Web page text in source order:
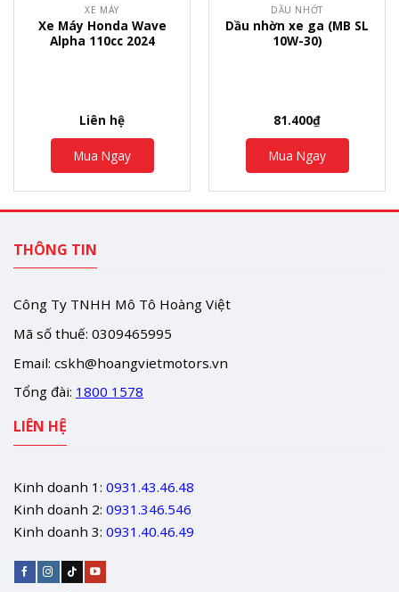
XE MÁY
Xe Máy Honda Wave
Alpha 110cc 2024
Liên hệ
Mua Ngay
DẦU NHỚT
Dầu nhờn xe ga (MB SL
10W-30)
81.400₫
Mua Ngay
THÔNG TIN
Công Ty TNHH Mô Tô Hoàng Việt
Mã số thuế: 0309465995
Email: cskh@hoangvietmotors.vn
Tổng đài: 1800 1578
LIÊN HỆ
Kinh doanh 1: 0931.43.46.48
Kinh doanh 2: 0931.346.546
Kinh doanh 3: 0931.40.46.49